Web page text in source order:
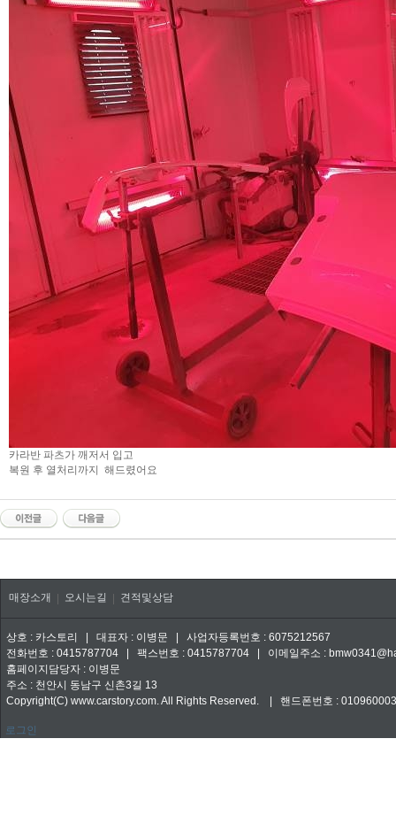
카라반 파츠가 깨저서 입고
복원 후 열처리까지 해드렸어요
매장소개 오시는길 견적및상담
상호 : 카스토리 | 대표자 : 이병문 | 사업자등록번호 : 6075212567
전화번호 : 0415787704 | 팩스번호 : 0415787704 | 이메일주소 :
홈페이지담당자 : 이병문
주소 : 천안시 동남구 신촌3길 13
Copyright(C) www.carstory.com. All Rights Reserved. | 핸드폰번호 :
로그인